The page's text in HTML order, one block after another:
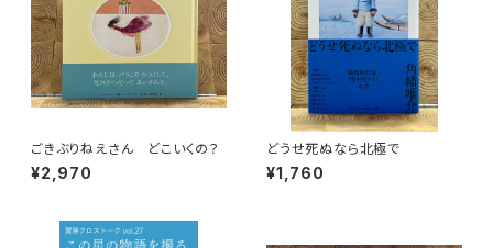
ごきぶりねえさん どこいくの？
¥2,970
どうせ死ぬなら北極で
¥1,760